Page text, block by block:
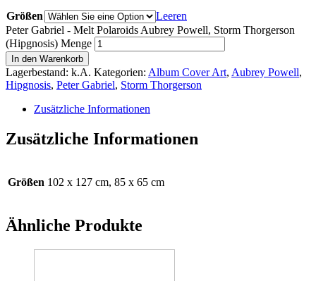
Größen
Leeren
Peter Gabriel - Melt Polaroids Aubrey Powell, Storm Thorgerson
(Hipgnosis) Menge
In den Warenkorb
Lagerbestand: k.A. Kategorien: Album Cover Art, Aubrey Powell,
Hipgnosis, Peter Gabriel, Storm Thorgerson
Zusätzliche Informationen
Zusätzliche Informationen
Größen 102 x 127 cm, 85 x 65 cm
Ähnliche Produkte